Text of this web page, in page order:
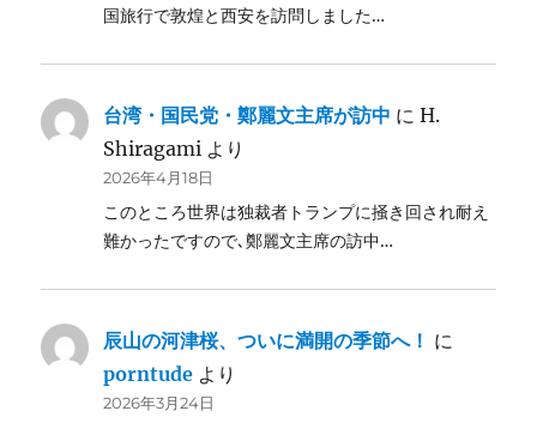
国旅行で敦煌と西安を訪問しました…
台湾・国民党・鄭麗文主席が訪中 にH.
Shiragami より
2026年4月18日
このところ世界は独裁者トランプに掻き回され耐え
難かったですので､鄭麗文主席の訪中…
辰山の河津桜、ついに満開の季節へ！ に
porntude より
2026年3月24日